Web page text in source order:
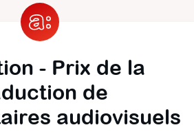
- Prix de la
de
audiovisuels